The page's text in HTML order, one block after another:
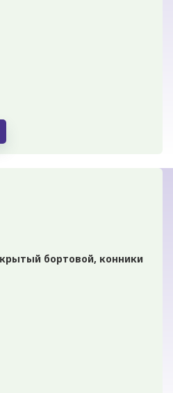
бортовой, конники